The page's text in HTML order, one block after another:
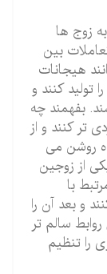
ها
بین
هیجانات
کنند و
چه
کنند و از
می
زوجین
با
بعد آن را
سالم تر
تنظیم